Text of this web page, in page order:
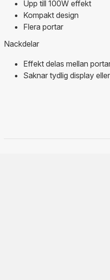
Upp till 100W effekt
Kompakt design
Flera portar
Nackdelar
Effekt delas mellan
Saknar tydlig display